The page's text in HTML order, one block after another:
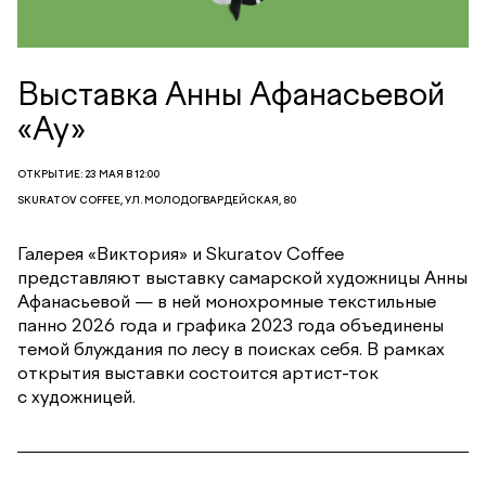
Выставка Анны Афанасьевой
«Ау»
ОТКРЫТИЕ: 23 МАЯ В 12:00
SKURATOV COFFEE, УЛ. МОЛОДОГВАРДЕЙСКАЯ, 80
Галерея «Виктория» и Skuratov Coffee
представляют выставку самарской художницы Анны
Афанасьевой — в ней монохромные текстильные
панно 2026 года и графика 2023 года объединены
темой блуждания по лесу в поисках себя. В рамках
открытия выставки состоится артист-ток
с художницей.